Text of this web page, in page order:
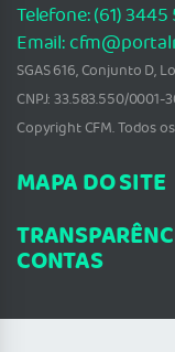
Telefone: (61)
Email:
SGAS 616, Conjunto D,
CNPJ: 33.583.550/0001-
Copyright CFM. Todos
MAPA DO SITE
CONTAS